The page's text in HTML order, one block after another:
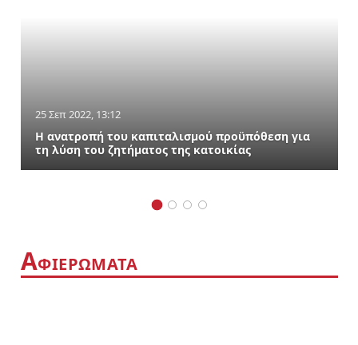
25 Σεπ 2022, 13:12
Η ανατροπή του καπιταλισμού προϋπόθεση για
τη λύση του ζητήματος της κατοικίας
ΑΦΙΕΡΩΜΑΤΑ